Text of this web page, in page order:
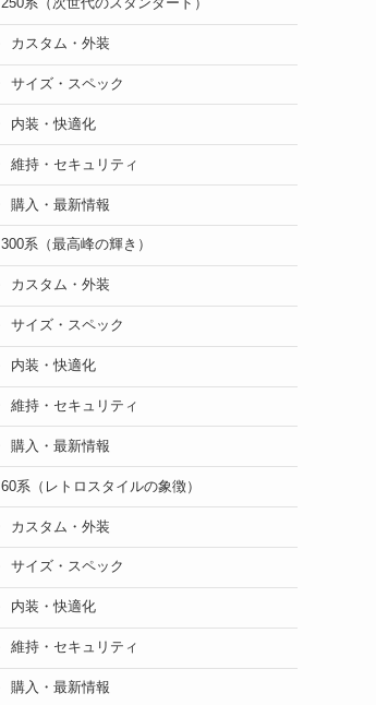
250系（次世代のスタンダード）
カスタム・外装
サイズ・スペック
内装・快適化
維持・セキュリティ
購入・最新情報
300系（最高峰の輝き）
カスタム・外装
サイズ・スペック
内装・快適化
維持・セキュリティ
購入・最新情報
60系（レトロスタイルの象徴）
カスタム・外装
サイズ・スペック
内装・快適化
維持・セキュリティ
購入・最新情報